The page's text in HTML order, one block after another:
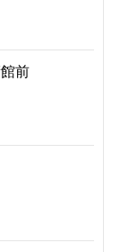
前